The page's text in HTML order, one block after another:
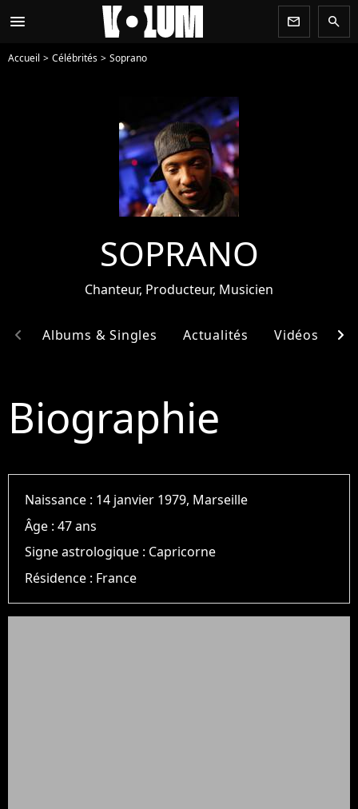
menu newsletter search
Accueil Célébrités Soprano
SOPRANO
Chanteur, Producteur, Musicien
Albums & Singles Actualités Vidéos
chevron_left chevron_right
Biographie
Naissance : 14 janvier 1979, Marseille
Âge :47 ans
Signe astrologique : Capricorne
Résidence : France